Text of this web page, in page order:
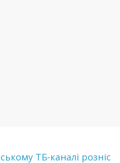
ТБ-каналі розніс